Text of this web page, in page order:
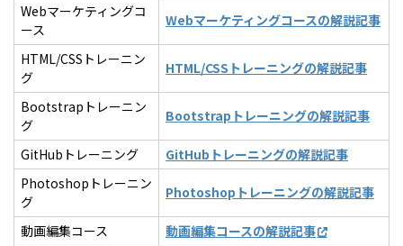
Webマーケティングコ
ース
Webマーケティングコースの解説記事
HTML/CSSトレーニン
グ
HTML/CSSトレーニングの解説記事
Bootstrapトレーニン
グ
Bootstrapトレーニングの解説記事
GitHubトレーニング
GitHubトレーニングの解説記事
Photoshopトレーニン
グ
Photoshopトレーニングの解説記事
動画編集コース
動画編集コースの解説記事